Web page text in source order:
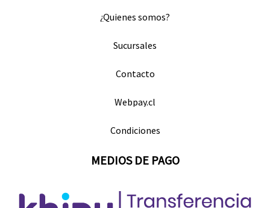
¿Quienes somos?
Sucursales
Contacto
Webpay.cl
Condiciones
MEDIOS DE PAGO